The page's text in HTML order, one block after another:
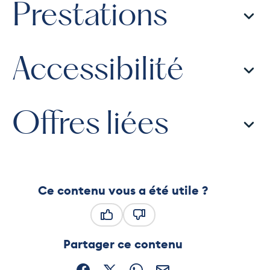
Prestations
Accessibilité
Offres liées
Ce contenu vous a été utile ?
Partager ce contenu